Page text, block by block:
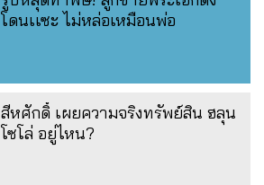
โดนเเซะ ไม่หล่อเหมือนพ่อ
สีหศักดิ์ เผยความจริงทรัพย์สิน ฮลุน
โซโล่ อยู่ไหน?